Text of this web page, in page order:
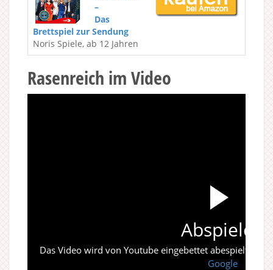
–
Das
Brettspiel zur Sendung
Noris Spiele, ab 12 Jahren
Rasenreich im Video
Abspielen
Das Video wird von Youtube eingebettet abespielt. Es
Google